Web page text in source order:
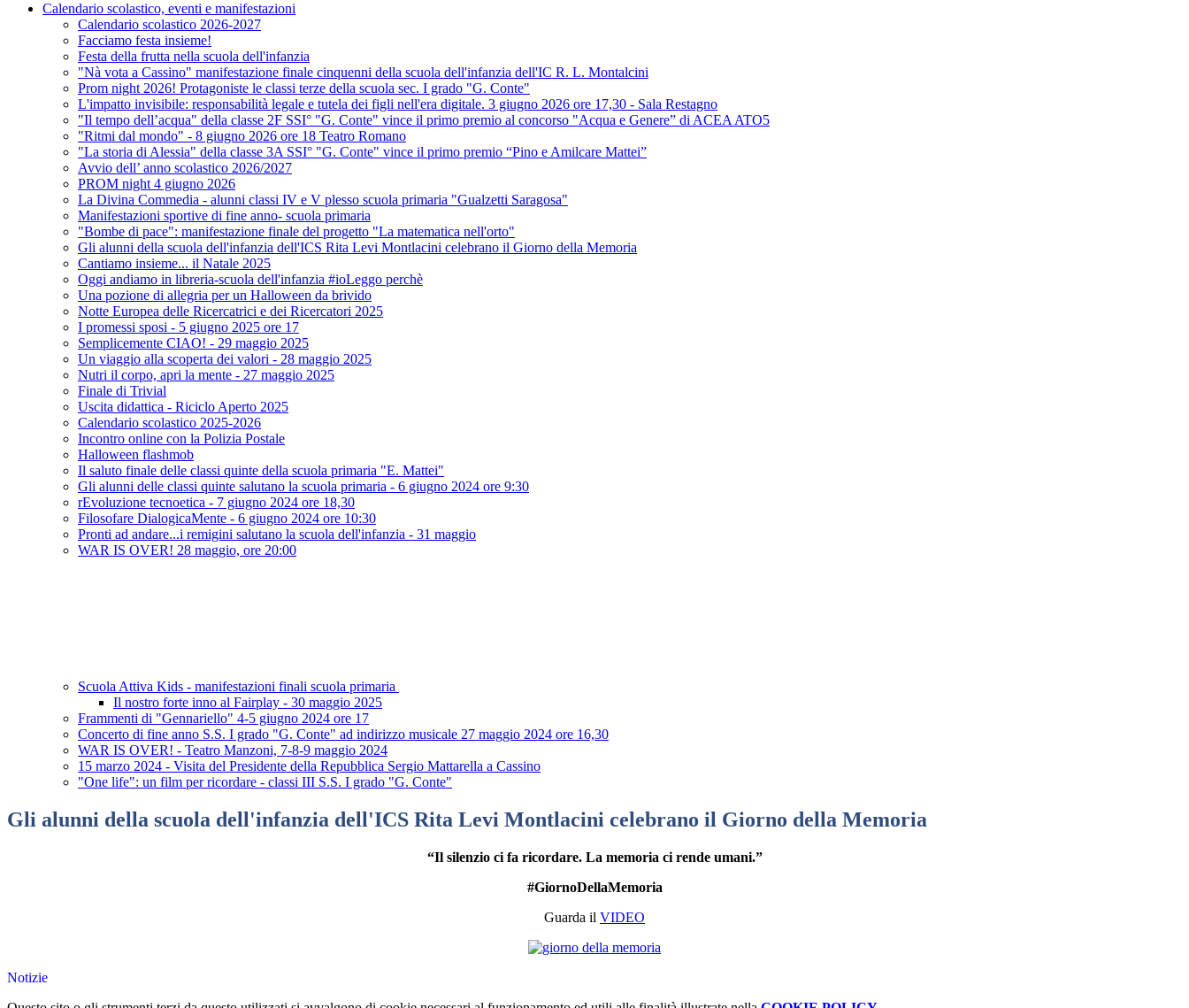
Calendario scolastico, eventi e manifestazioni
Calendario scolastico 2026-2027
Facciamo festa insieme!
Festa della frutta nella scuola dell'infanzia
"Nà vota a Cassino" manifestazione finale cinquenni della scuola dell'infanzia dell'IC R. L. Montalcini
Prom night 2026! Protagoniste le classi terze della scuola sec. I grado "G. Conte"
L'impatto invisibile: responsabilità legale e tutela dei figli nell'era digitale. 3 giugno 2026 ore 17,30 - Sala Restagno
"Il tempo dell’acqua" della classe 2F SSI° "G. Conte" vince il primo premio al concorso "Acqua e Genere” di ACEA ATO5
"Ritmi dal mondo" - 8 giugno 2026 ore 18 Teatro Romano
"La storia di Alessia" della classe 3A SSI° "G. Conte" vince il primo premio “Pino e Amilcare Mattei”
Avvio dell’ anno scolastico 2026/2027
PROM night 4 giugno 2026
La Divina Commedia - alunni classi IV e V plesso scuola primaria "Gualzetti Saragosa"
Manifestazioni sportive di fine anno- scuola primaria
"Bombe di pace": manifestazione finale del progetto "La matematica nell'orto"
Gli alunni della scuola dell'infanzia dell'ICS Rita Levi Montlacini celebrano il Giorno della Memoria
Cantiamo insieme... il Natale 2025
Oggi andiamo in libreria-scuola dell'infanzia #ioLeggo perchè
Una pozione di allegria per un Halloween da brivido
Notte Europea delle Ricercatrici e dei Ricercatori 2025
I promessi sposi - 5 giugno 2025 ore 17
Semplicemente CIAO! - 29 maggio 2025
Un viaggio alla scoperta dei valori - 28 maggio 2025
Nutri il corpo, apri la mente - 27 maggio 2025
Finale di Trivial
Uscita didattica - Riciclo Aperto 2025
Calendario scolastico 2025-2026
Incontro online con la Polizia Postale
Halloween flashmob
Il saluto finale delle classi quinte della scuola primaria "E. Mattei"
Gli alunni delle classi quinte salutano la scuola primaria - 6 giugno 2024 ore 9:30
rEvoluzione tecnoetica - 7 giugno 2024 ore 18,30
Filosofare DialogicaMente - 6 giugno 2024 ore 10:30
Pronti ad andare...i remigini salutano la scuola dell'infanzia - 31 maggio
WAR IS OVER! 28 maggio, ore 20:00
Scuola Attiva Kids - manifestazioni finali scuola primaria
Il nostro forte inno al Fairplay - 30 maggio 2025
Frammenti di "Gennariello" 4-5 giugno 2024 ore 17
Concerto di fine anno S.S. I grado "G. Conte" ad indirizzo musicale 27 maggio 2024 ore 16,30
WAR IS OVER! - Teatro Manzoni, 7-8-9 maggio 2024
15 marzo 2024 - Visita del Presidente della Repubblica Sergio Mattarella a Cassino
"One life": un film per ricordare - classi III S.S. I grado "G. Conte"
Gli alunni della scuola dell'infanzia dell'ICS Rita Levi Montlacini celebrano il Giorno della Memoria
“Il silenzio ci fa ricordare. La memoria ci rende umani.”
#GiornoDellaMemoria
Guarda il VIDEO
Notizie